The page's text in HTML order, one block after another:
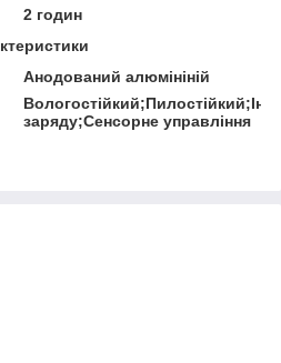
2 годин
Анодований алюмініній
заряду;Сенсорне управління